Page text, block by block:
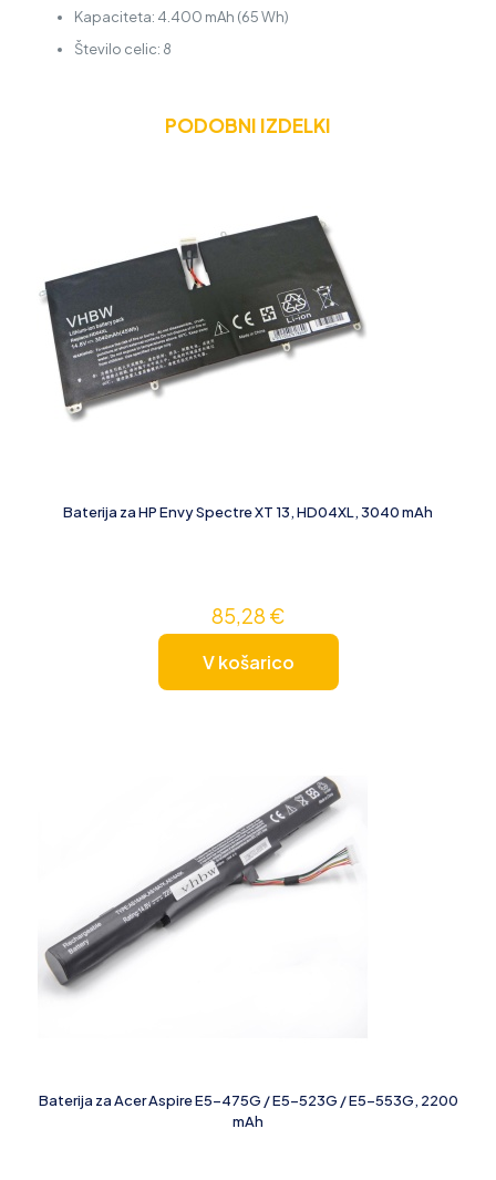
Kapaciteta: 4.400 mAh (65 Wh)
Število celic: 8
PODOBNI IZDELKI
Baterija za HP Envy Spectre XT 13, HD04XL, 3040 mAh
85,28 €
V košarico
Baterija za Acer Aspire E5-475G / E5-523G / E5-553G, 2200
mAh